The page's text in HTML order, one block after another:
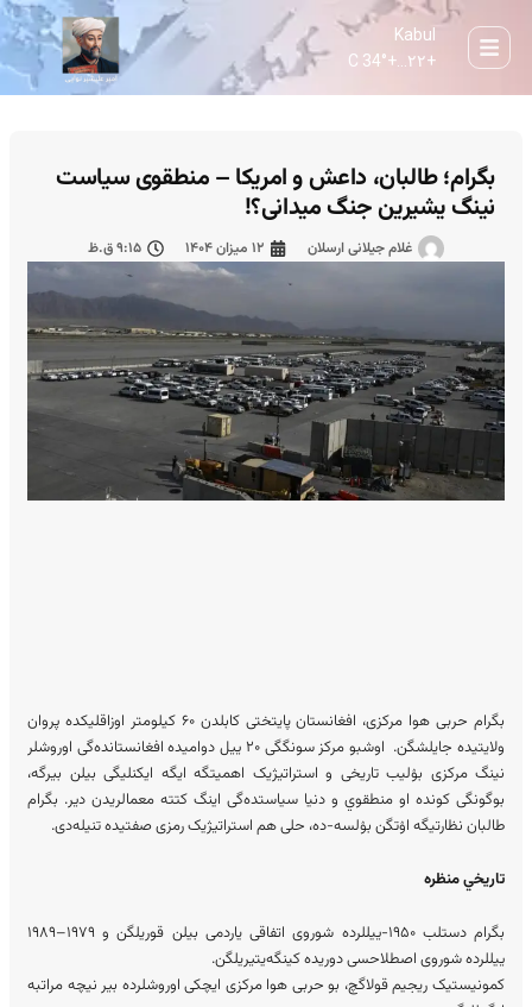
Kabul
+۲۲... +
34° C
بگرا‌م؛ طالبان، داعش و امریکا – منطقوی سیاست
نینگ یشیرین جنگ میدانی؟!
غلام جیلانی ارسلان ۱۲ میزان ۱۴۰۴ ۹:۱۵ ق.ظ
بگرام حربی هوا مرکزی، افغانستان پایتختی کابلدن ۶۰ کیلومتر اوزاقلیکده پروان
ولایتیده جایلشگن. اوشبو مرکز سونگگی ۲۰ ییل دوامیده‌ افغانستانده‌گی اوروشلر
نینگ مرکزی بۉلیب تاریخی و استراتیژیک اهمیتگه ایگه‌ ایکنلیگی بیلن بیرگه‌،
بوگونگی کونده‌ او منطقوي و دنیا سیاستده‌گی اینگ کتته معمالریدن دیر. بگرام
طالبان نظارتیگه اۉتگن بۉلسه-ده، حلی هم استراتیژیک رمزی صفتیده تنیله‌دی.
تاریخي منظره‌
بگرا‌م دستلب ۱۹۵۰-ییللرده شوروی اتفاقی یاردمی بیلن قوریلگن و ۱۹۷۹–۱۹۸۹
ییللرده شوروی اصطلاحسی دوریده کینگه‌یتیریلگن.
کمونیستیک ریجیم قولاگچ، بو حربی هوا مرکزی ایچکی اوروشلرده بیر نیچه‌ مراتبه